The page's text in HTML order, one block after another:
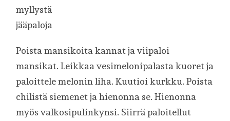
myllystä
jääpaloja
Poista mansikoita kannat ja viipaloi
mansikat. Leikkaa vesimelonipalasta kuoret ja
paloittele melonin liha. Kuutioi kurkku. Poista
chilistä siemenet ja hienonna se. Hienonna
myös valkosipulinkynsi. Siirrä paloitellut